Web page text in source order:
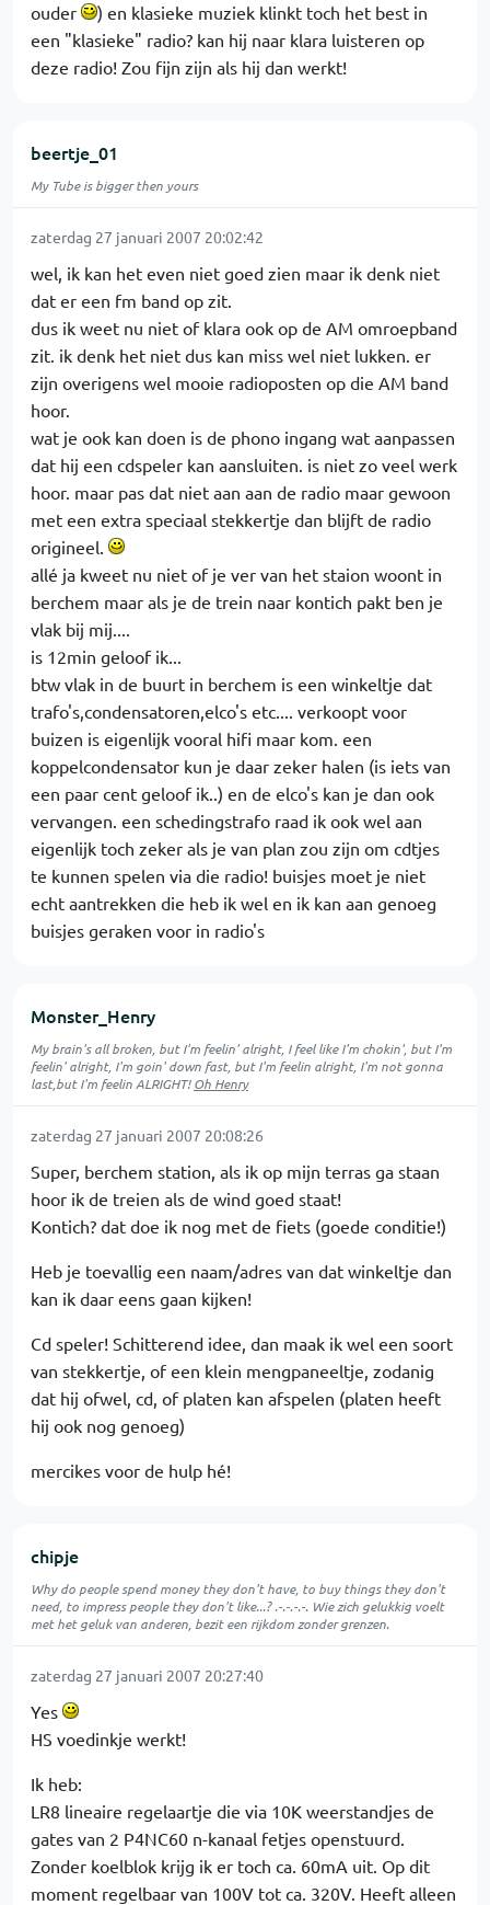
ouder
) en klasieke muziek klinkt toch het best in
een "klasieke" radio? kan hij naar klara luisteren op
deze radio! Zou fijn zijn als hij dan werkt!
beertje_01
My Tube is bigger then yours
zaterdag 27 januari 2007 20:02:42
wel, ik kan het even niet goed zien maar ik denk niet
dat er een fm band op zit.
dus ik weet nu niet of klara ook op de AM omroepband
zit. ik denk het niet dus kan miss wel niet lukken. er
zijn overigens wel mooie radioposten op die AM band
hoor.
wat je ook kan doen is de phono ingang wat aanpassen
dat hij een cdspeler kan aansluiten. is niet zo veel werk
hoor. maar pas dat niet aan aan de radio maar gewoon
met een extra speciaal stekkertje dan blijft de radio
origineel.
allé ja kweet nu niet of je ver van het staion woont in
berchem maar als je de trein naar kontich pakt ben je
vlak bij mij....
is 12min geloof ik...
btw vlak in de buurt in berchem is een winkeltje dat
trafo's,condensatoren,elco's etc.... verkoopt voor
buizen is eigenlijk vooral hifi maar kom. een
koppelcondensator kun je daar zeker halen (is iets van
een paar cent geloof ik..) en de elco's kan je dan ook
vervangen. een schedingstrafo raad ik ook wel aan
eigenlijk toch zeker als je van plan zou zijn om cdtjes
te kunnen spelen via die radio! buisjes moet je niet
echt aantrekken die heb ik wel en ik kan aan genoeg
buisjes geraken voor in radio's
Monster_Henry
My brain's all broken, but I'm feelin' alright, I feel like I'm chokin', but I'm
feelin' alright, I'm goin' down fast, but I'm feelin alright, I'm not gonna
last,but I'm feelin ALRIGHT!Oh Henry
zaterdag 27 januari 2007 20:08:26
Super, berchem station, als ik op mijn terras ga staan
hoor ik de treien als de wind goed staat!
Kontich? dat doe ik nog met de fiets (goede conditie!)
Heb je toevallig een naam/adres van dat winkeltje dan
kan ik daar eens gaan kijken!
Cd speler! Schitterend idee, dan maak ik wel een soort
van stekkertje, of een klein mengpaneeltje, zodanig
dat hij ofwel, cd, of platen kan afspelen (platen heeft
hij ook nog genoeg)
mercikes voor de hulp hé!
chipje
Why do people spend money they don't have, to buy things they don't
need, to impress people they don't like...? .-.-.-.-. Wie zich gelukkig voelt
met het geluk van anderen, bezit een rijkdom zonder grenzen.
zaterdag 27 januari 2007 20:27:40
Yes
HS voedinkje werkt!
Ik heb:
LR8 lineaire regelaartje die via 10K weerstandjes de
gates van 2 P4NC60 n-kanaal fetjes openstuurd.
Zonder koelblok krijg ik er toch ca. 60mA uit. Op dit
moment regelbaar van 100V tot ca. 320V. Heeft alleen